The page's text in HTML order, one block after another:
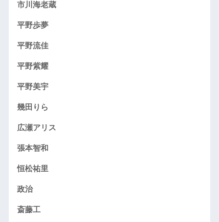
市川海老蔵
平野歩夢
平野流佳
平野紫耀
平野美宇
幾田りら
広瀬アリス
張本智和
恒松祐里
政治
斎藤工